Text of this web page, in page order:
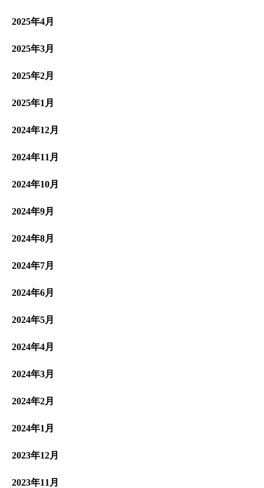
2025年4月
2025年3月
2025年2月
2025年1月
2024年12月
2024年11月
2024年10月
2024年9月
2024年8月
2024年7月
2024年6月
2024年5月
2024年4月
2024年3月
2024年2月
2024年1月
2023年12月
2023年11月